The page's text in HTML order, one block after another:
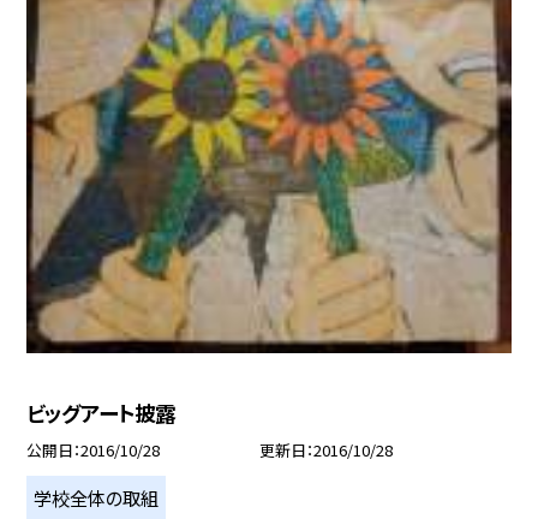
ビッグアート披露
公開日 2016/10/28 更新日 2016/10/28
学校全体の取組